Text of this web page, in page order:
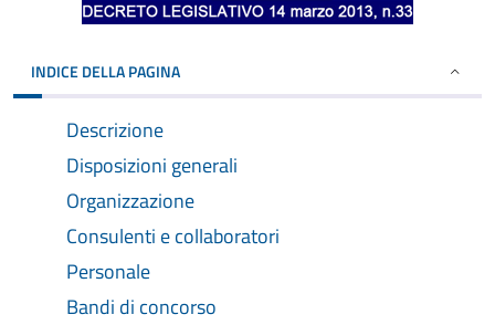
INDICE DELLA PAGINA
Descrizione
Disposizioni generali
Organizzazione
Consulenti e collaboratori
Personale
Bandi di concorso